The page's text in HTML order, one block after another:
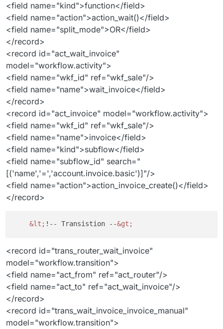
<field name="kind">function</field>
<field name="action">action_wait()</field>
<field name="split_mode">OR</field>
</record>
<record id="act_wait_invoice"
model="workflow.activity">
<field name="wkf_id" ref="wkf_sale"/>
<field name="name">wait_invoice</field>
</record>
<record id="act_invoice" model="workflow.activity">
<field name="wkf_id" ref="wkf_sale"/>
<field name="name">invoice</field>
<field name="kind">subflow</field>
<field name="subflow_id" search="
[('name','=','account.invoice.basic')]"/>
<field name="action">action_invoice_create()</field>
</record>
&lt; !-- Transistion --&gt;
<record id="trans_router_wait_invoice"
model="workflow.transition">
<field name="act_from" ref="act_router"/>
<field name="act_to" ref="act_wait_invoice"/>
</record>
<record id="trans_wait_invoice_invoice_manual"
model="workflow.transition">